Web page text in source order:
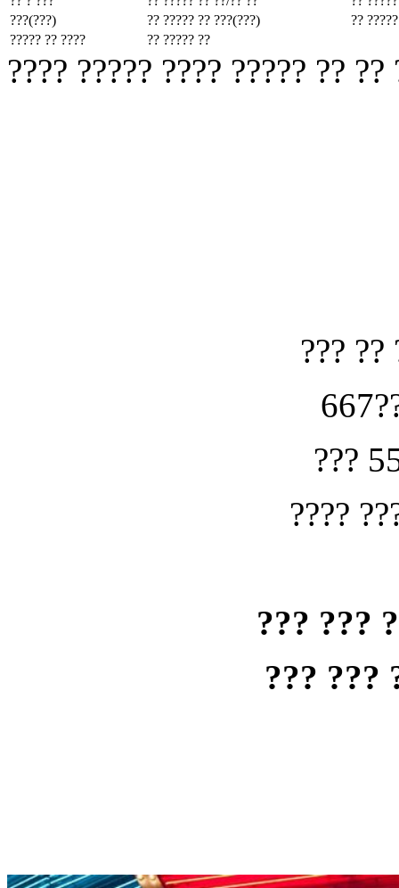
???(???)
?? ????? ?? ???(???)
??
????? ?? ????
?? ????? ??
???? ????? ???? ????? ??
??? ??
???
????
??? ???
??? ???